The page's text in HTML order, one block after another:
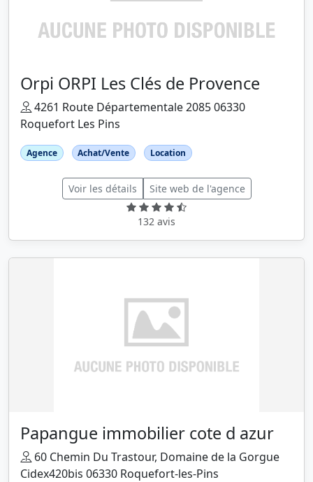
Orpi ORPI Les Clés de Provence
4261 Route Départementale 2085 06330
Roquefort Les Pins
Agence Achat/Vente Location
Voir les détails Site web de l'agence
132 avis
Papangue immobilier cote d azur
60 Chemin Du Trastour, Domaine de la Gorgue
Cidex420bis 06330 Roquefort-les-Pins